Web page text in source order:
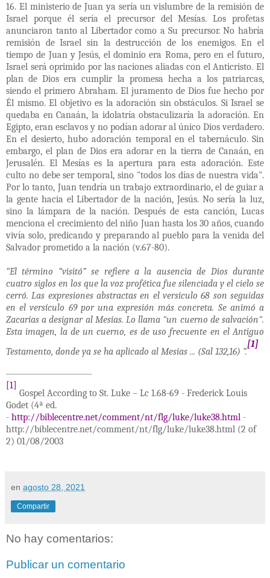
16. El ministerio de Juan ya sería un vislumbre de la remisión de
Israel porque él sería el precursor del Mesías. Los profetas
anunciaron tanto al Libertador como a Su precursor. No habría
remisión de Israel sin la destrucción de los enemigos. En el
tiempo de Juan y Jesús, el dominio era Roma, pero en el futuro,
Israel será oprimido por las naciones aliadas con el Anticristo. El
plan de Dios era cumplir la promesa hecha a los patriarcas,
siendo el primero Abraham. El juramento de Dios fue hecho por
Él mismo. El objetivo es la adoración sin obstáculos. Si Israel se
quedaba en Canaán, la idolatría obstaculizaría la adoración. En
Egipto, eran esclavos y no podían adorar al único Dios verdadero.
En el desierto, hubo adoración temporal en el tabernáculo. Sin
embargo, el plan de Dios era adorar en la tierra de Canaán, en
Jerusalén. El Mesías es la apertura para esta adoración. Este
culto no debe ser temporal, sino "todos los días de nuestra vida".
Por lo tanto, Juan tendría un trabajo extraordinario, el de guiar a
la gente hacia el Libertador de la nación, Jesús. No sería la luz,
sino la lámpara de la nación. Después de esta canción, Lucas
menciona el crecimiento del niño Juan hasta los 30 años, cuando
vivía solo, predicando y preparando al pueblo para la venida del
Salvador prometido a la nación (v.67-80).
“El término “visitó” se refiere a la ausencia de Dios durante
cuatro siglos en los que la voz profética fue silenciada y el cielo se
cerró. Las expresiones abstractas en el versículo 68 son seguidas
en el versículo 69 por una expresión más concreta. Se animó a
Zacarías a designar al Mesías. Lo llama "un cuerno de salvación".
Esta imagen, la de un cuerno, es de uso frecuente en el Antiguo
Testamento, donde ya se ha aplicado al Mesías ... (Sal 132,16) ”.
[1]
[1]
Gospel According to St. Luke – Lc 1.68-69 - Frederick Louis
Godet (4ª ed.
- http://biblecentre.net/comment/nt/flg/luke/luke38.html -
http://biblecentre.net/comment/nt/flg/luke/luke38.html (2 of
2) 01/08/2003
en agosto 28, 2021
Compartir
No hay comentarios:
Publicar un comentario